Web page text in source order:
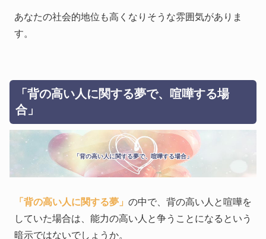
あなたの社会的地位も高くなりそうな雰囲気がありま
す。
「背の高い人に関する夢で、喧嘩する場
合」
「背の高い人に関する夢で、喧嘩する場合」
「背の高い人に関する夢」 の中で、背の高い人と喧嘩を
していた場合は、能力の高い人と争うことになるという
暗示ではないでしょうか。